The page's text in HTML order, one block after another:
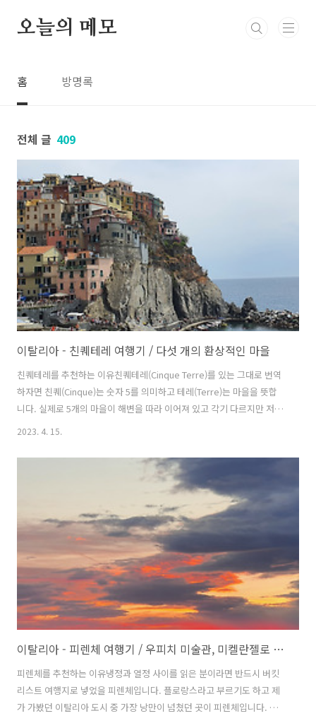
오늘의 메모
홈 방명록
전체 글 409
이탈리아 - 친퀘테레 여행기 / 다섯 개의 환상적인 마을
친퀘테레를 추천하는 이유친퀘테레(Cinque Terre)를 있는 그대로 번역
하자면 친퀘(Cinque)는 숫자 5를 의미하고 테레(Terre)는 마을을 뜻합
니다. 실제로 5개의 마을이 해변을 따라 이어져 있고 각기 다르지만 저마
다의 개성이 있는 훌륭한 휴양지입니다. 이탈리아인이 많이 찾는 휴양지
이라면 친퀘테레를 강력하게 추천드립니다. 친퀘테레는 이탈리아 북서
부 지방에 있어 밀라노와 가깝기 때문에 이탈리아 북부에 여행지를 고민
하신다면 밀라노, 베니스, 친퀘테레 정도로 일정을 묶는 것도 좋은 방법
이겠습니다. 각 마을은 좁은 길로 연결되어 있고 절벽을 따라 열차가 오
가며 마을과 마을을 이어줍니다. 물론 도보로도 마을 사이를 이동 가능하
2023. 4. 15.
이탈리아 - 피렌체 여행기 / 우피치 미술관, 미켈란젤로 언덕, 달오스떼
피렌체를 추천하는 이유냉정과 열정 사이를 읽은 분이라면 반드시 버킷
리스트 여행지로 넣었을 피렌체입니다. 플로랑스라고 부르기도 하고 제
가 가봤던 이탈리아 도시 중 가장 낭만이 넘쳤던 곳이 피렌체입니다. 르